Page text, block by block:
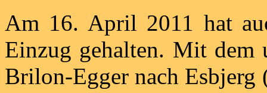
Am 16. April 2011 hat
Einzug gehalten. Mit dem
Brilon-Egger nach